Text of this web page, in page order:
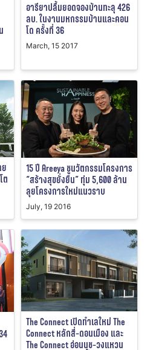
อารียาปลื้มยอดจองบ้านทะลุ 426
ลบ. ในงานมหกรรมบ้านและคอน
โด ครั้งที่ 36
March, 15 2017
ต
15 ปี Areeya ชูนวัตกรรมโครงการ
“สร้างสุขยั่งยืน” ทุ่ม 5,600 ล้าน
ลุยโครงการใหม่แนวราบ
July, 19 2016
The Connect เปิดทำเลใหม่ The
Connect หลักสี่-ดอนเมือง และ
The Connect อ่อนนุช-วงแหวน